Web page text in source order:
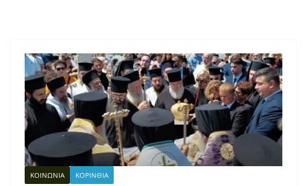
ΚΟΙΝΩΝΙΑ ΚΟΡΙΝΘΙΑ